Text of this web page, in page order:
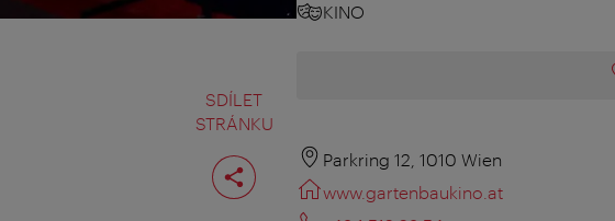
SDÍLET
STRÁNKU
Rozdělit
stranu
KINO
Parkring 12, 1010 Wien
www.gartenbaukino.at